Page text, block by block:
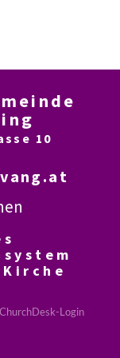
10
ChurchDesk-Login